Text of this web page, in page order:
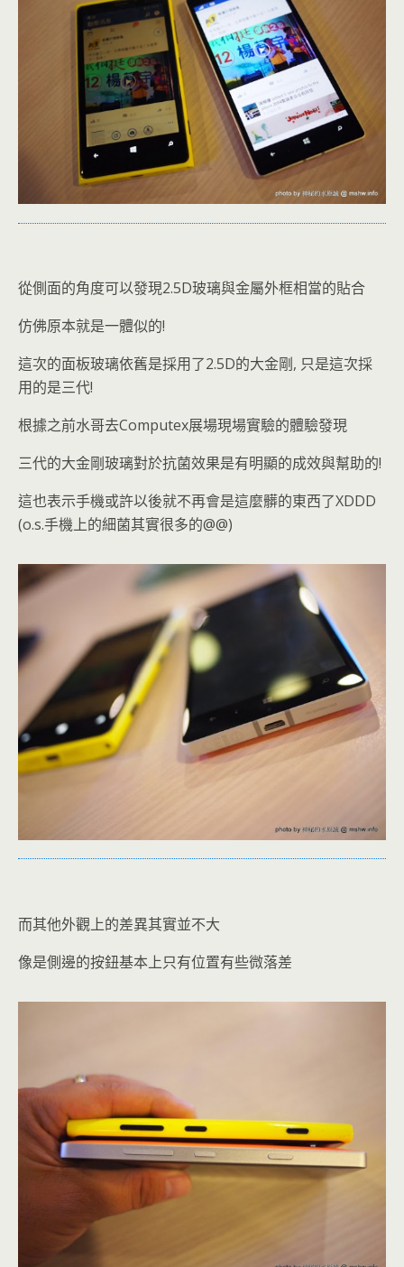
從側面的角度可以發現2.5D玻璃與金屬外框相當的貼合
仿佛原本就是一體似的!
這次的面板玻璃依舊是採用了2.5D的大金剛, 只是這次採
用的是三代!
根據之前水哥去Computex展場現場實驗的體驗發現
三代的大金剛玻璃對於抗菌效果是有明顯的成效與幫助的!
這也表示手機或許以後就不再會是這麼髒的東西了XDDD
(o.s.手機上的細菌其實很多的@@)
而其他外觀上的差異其實並不大
像是側邊的按鈕基本上只有位置有些微落差